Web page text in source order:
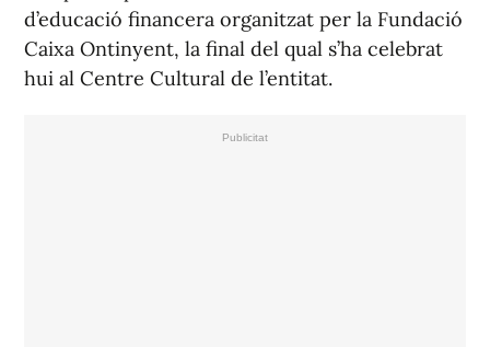
d’educació financera organitzat per la Fundació
Caixa Ontinyent, la final del qual s’ha celebrat
hui al Centre Cultural de l’entitat.